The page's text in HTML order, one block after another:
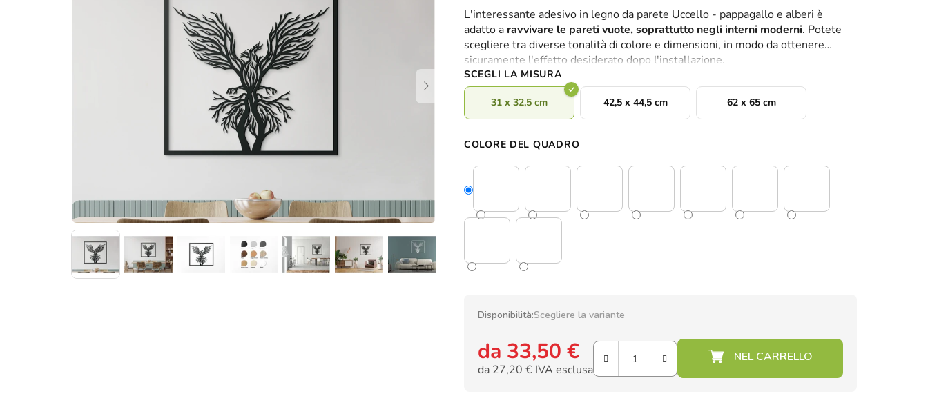
media
del
prodotto
è
0,0
su
L'interessante adesivo in legno da parete Uccello - pappagallo e alberi è
adatto a ravvivare le pareti vuote, soprattutto negli interni moderni. Potete
scegliere tra diverse tonalità di colore e dimensioni, in modo da ottenere
sicuramente l'effetto desiderato dopo l'installazione.
SCEGLI LA MISURA
31 x 32,5 cm 42,5 x 44,5 cm 62 x 65 cm
COLORE DEL QUADRO
Disponibilità:Scegliere la variante
da 33,50 €
da 27,20 € IVA esclusa